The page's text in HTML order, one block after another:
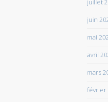
juillet
juin
mai
avril
mars
février